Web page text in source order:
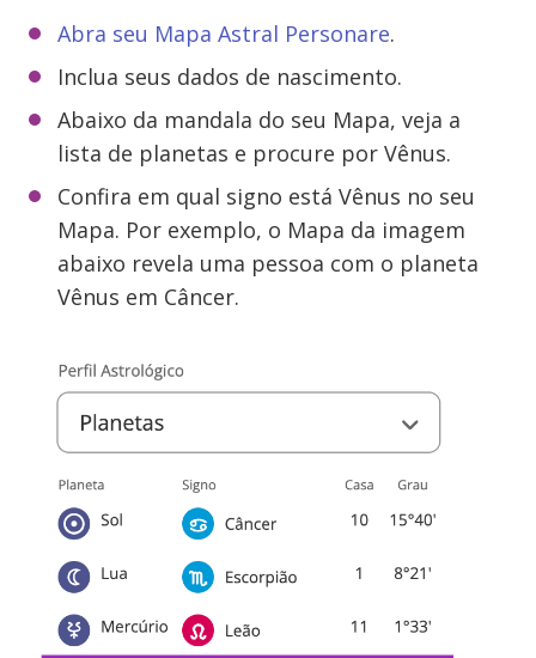
Abra seu Mapa Astral Personare.
Inclua seus dados de nascimento.
Abaixo da mandala do seu Mapa, veja a
lista de planetas e procure por Vênus.
Confira em qual signo está Vênus no seu
Mapa. Por exemplo, o Mapa da imagem
abaixo revela uma pessoa com o planeta
Vênus em Câncer.